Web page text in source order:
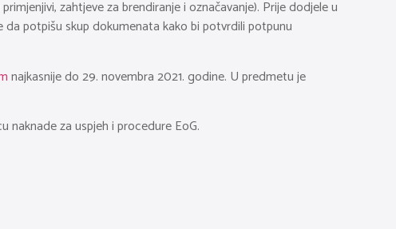
zahtjeve za brendiranje i označavanje). Prije dodjele u
da potpišu skup dokumenata kako bi potvrdili potpunu
najkasnije do 29. novembra 2021. godine. U predmetu je
za uspjeh i procedure EoG.